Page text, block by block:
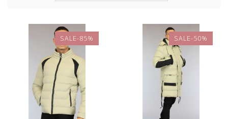
SALE-85% SALE-50%